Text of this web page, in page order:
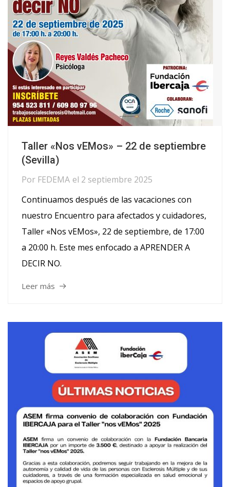
Taller «Nos vEMos» – 22 de septiembre
(Sevilla)
Por FEDEMA el 2 septiembre 2025
Continuamos después de las vacaciones con
nuestro Encuentro para afectados y cuidadores,
Taller «Nos vEMos», 22 de septiembre, de 17:00
a 20:00 h. Este mes enfocado a APRENDER A
DECIR NO.
Leer más